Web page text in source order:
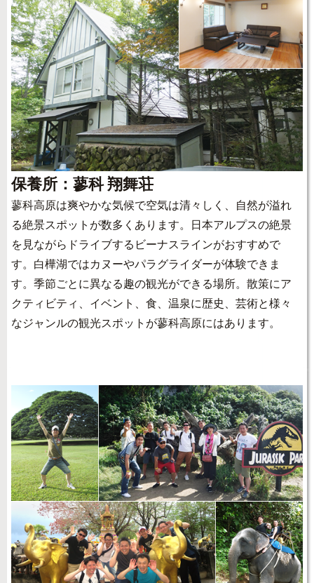
保養所：蓼科 翔舞荘
蓼科高原は爽やかな気候で空気は清々しく、自然が溢れ
る絶景スポットが数多くあります。日本アルプスの絶景
を見ながらドライブするビーナスラインがおすすめで
す。白樺湖ではカヌーやパラグライダーが体験できま
す。季節ごとに異なる趣の観光ができる場所。散策にア
クティビティ、イベント、食、温泉に歴史、芸術と様々
なジャンルの観光スポットが蓼科高原にはあります。